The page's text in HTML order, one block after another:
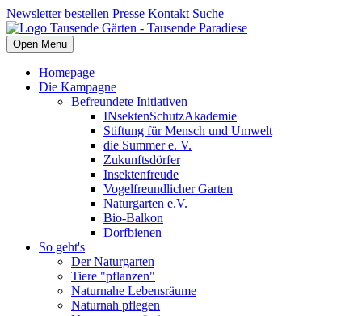
Newsletter bestellen Presse Kontakt Suche
Open Menu
Homepage
Die Kampagne
Befreundete Initiativen
INsektenSchutzAkademie
Stiftung für Mensch und Umwelt
die Summer e. V.
Zukunftsdörfer
Insektenfreude
Vogelfreundlicher Garten
Naturgarten e.V.
Bio-Balkon
Dorfbienen
So geht's
Der Naturgarten
Tiere "pflanzen"
Naturnahe Lebensräume
Naturnah pflegen